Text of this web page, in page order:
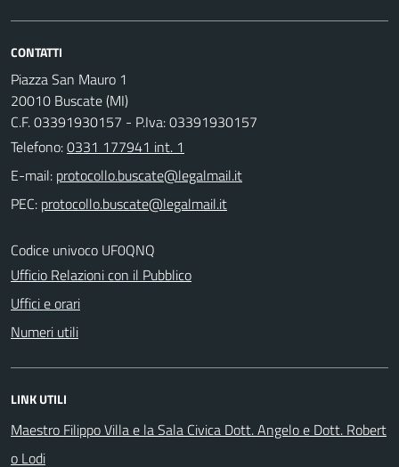
CONTATTI
Piazza San Mauro 1
20010 Buscate (MI)
C.F. 03391930157 - P.Iva: 03391930157
Telefono:0331 177941 int. 1
E-mail:
PEC:
Codice univoco UF0QNQ
Ufficio Relazioni con il Pubblico
Uffici e orari
Numeri utili
LINK UTILI
Maestro Filippo Villa e la Sala Civica Dott. Angelo e Dott. Robert
o Lodi